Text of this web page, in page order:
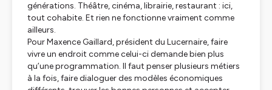
générations. Théâtre, cinéma, librairie, restaurant : ici,
tout cohabite. Et rien ne fonctionne vraiment comme
ailleurs.
Pour Maxence Gaillard, président du Lucernaire, faire
vivre un endroit comme celui-ci demande bien plus
qu’une programmation. Il faut penser plusieurs métiers
à la fois, faire dialoguer des modèles économiques